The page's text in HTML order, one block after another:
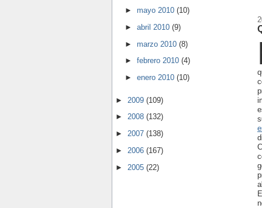
► mayo 2010 (10)
► abril 2010 (9)
► marzo 2010 (8)
► febrero 2010 (4)
► enero 2010 (10)
► 2009 (109)
► 2008 (132)
► 2007 (138)
► 2006 (167)
► 2005 (22)